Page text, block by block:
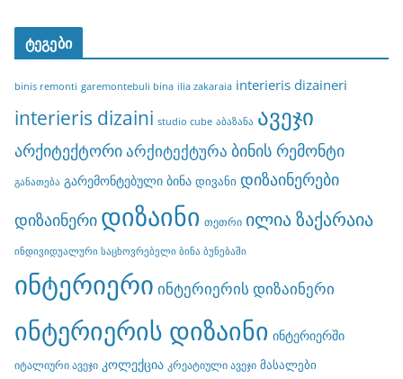
ტეგები
binis remonti garemontebuli bina ilia zakaraia interieris dizaineri
interieris dizaini studio cube აბაზანა ავეჯი
არქიტექტორიარქიტექტურა ბინის რემონტი
განათება გარემონტებული ბინა დივანი დიზაინერები
დიზაინერი დიზაინი თეთრი ილია ზაქარაია
ინდივიდუალური საცხოვრებელი ბინა ბუნებაში
ინტერიერი ინტერიერის დიზაინერი
ინტერიერის დიზაინი ინტერიერში
იტალიური ავეჯი კოლექცია კრეატიული ავეჯი მასალები